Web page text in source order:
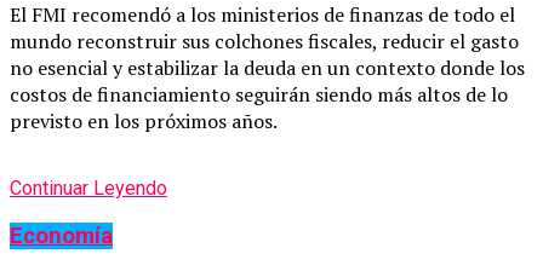
El FMI recomendó a los ministerios de finanzas de todo el
mundo reconstruir sus colchones fiscales, reducir el gasto
no esencial y estabilizar la deuda en un contexto donde los
costos de financiamiento seguirán siendo más altos de lo
previsto en los próximos años.
Continuar Leyendo
Economía